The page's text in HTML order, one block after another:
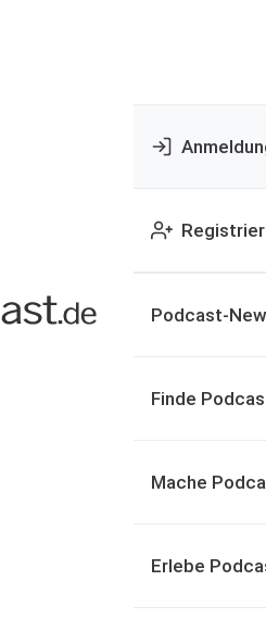
Podcast-
Finde
Mache
Erlebe